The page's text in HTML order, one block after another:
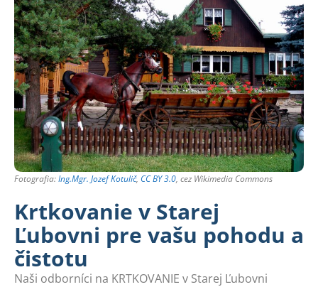
Fotografia:Ing.Mgr. Jozef Kotulič, CC BY 3.0, cez Wikimedia Commons
Krtkovanie v Starej
Ľubovni pre vašu pohodu a
čistotu
Naši odborníci na KRTKOVANIE v Starej Ľubovni